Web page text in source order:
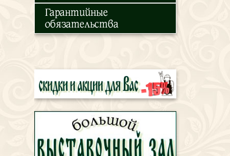
Гарантийные
обязательства